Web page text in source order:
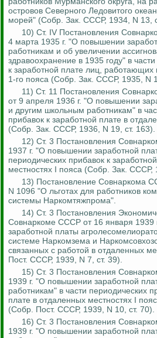
островов Северного Ледовитого
морей" (Собр. Зак. СССР, 1934, N 13,
10) Ст. IV Постановления
4 марта 1935 г. "О повышении
работникам и об увеличении
здравоохранение в 1935 году" в
к заработной плате лиц, работающих
1-го пояса (Собр. Зак. СССР, 1935, N
11) Ст. 11 Постановления
от 9 апреля 1936 г. "О повышении
и другим школьным работникам" в
прибавок к заработной плате в
(Собр. Зак. СССР, 1936, N 19, ст. 163).
12) Ст. 3 Постановления
1937 г. "О повышении заработной
периодических прибавок к
местностях I пояса (Собр. Зак. СССР,
13) Постановление Совнаркома
N 1096 "О льготах для работников
системы Наркомтяжпрома".
14) Ст. 3 Постановления
Совнаркоме СССР от 16 января 1939
заработной платы
системе Наркомзема и
связанных с работой в отдаленных
Пост. СССР, 1939, N 7, ст. 39).
15) Ст. 3 Постановления
1939 г. "О повышении заработной
работникам" в части периодических
плате в отдаленных местностях I
(Собр. Пост. СССР, 1939, N 10, ст. 70).
16) Ст. 3 Постановления
1939 г. "О повышении заработной